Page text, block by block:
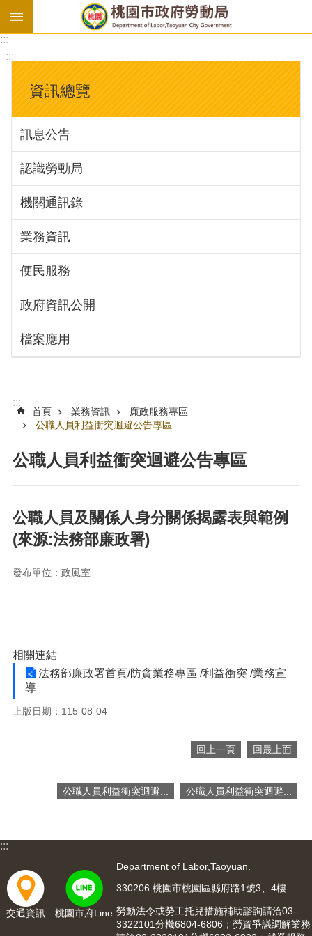
基
法
勞
資
會
庇
護
工
場
進
訊
息
公
識
局
通
訊
錄
業
務
民
服
政
回
首
頁
:::
:::
資訊總覽
訊息公告
認識勞動局
機關通訊錄
業務資訊
便民服務
政府資訊公開
檔案應用
:::
首頁 業務資訊
廉政服務專區
公職人員利益衝突迴避公告專區
公職人員利益衝突迴避公告專區
公職人員及關係人身分關係揭露表與範例
(來源:法務部廉政署)
發布單位：政風室
相關連結
法務部廉政署首頁/防貪業務專區 /利益衝突 /業務宣
導
上版日期：115-08-04
回上一頁 回最上面
公職人員利益衝突迴避... 公職人員利益衝突迴避...
:::
交通資訊 桃園市府Line
Department of Labor,Taoyuan.
330206 桃園市桃園區縣府路1號3、4樓
勞動法令或勞工托兒措施補助諮詢請洽03-
3322101分機6804-6806；勞資爭議調解業務